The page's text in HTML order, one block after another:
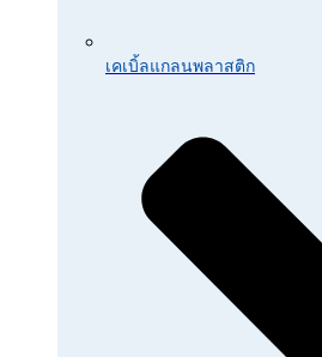
เคเบิ้ลแกลนพลาสติก